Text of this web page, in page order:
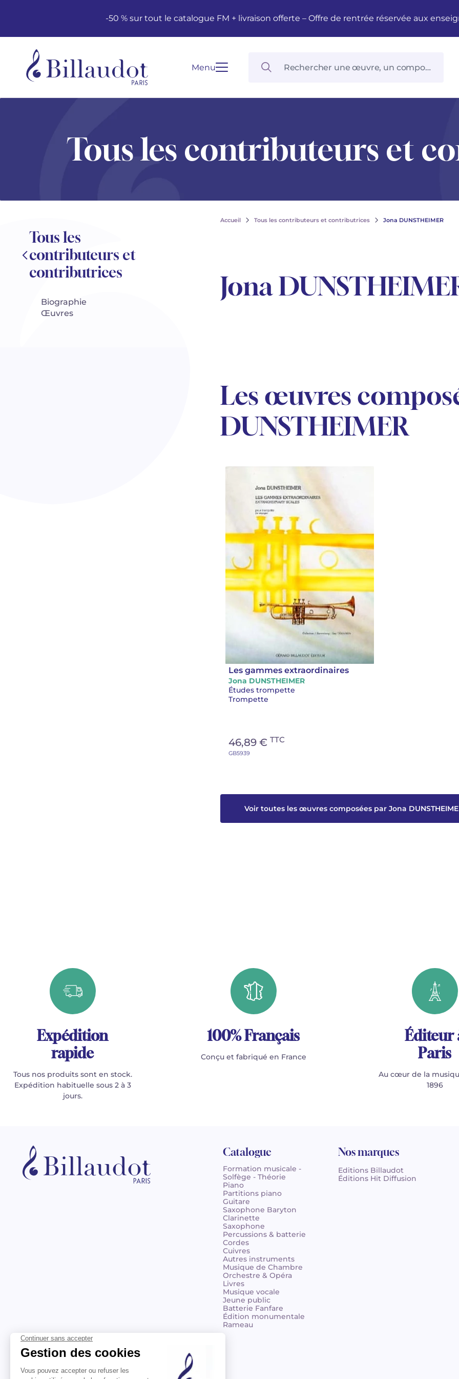
-50 % sur tout le catalogue FM + livraison offerte – Offre de rentrée réservée aux
Menu
Tous les contributeurs et
Tous les
contributeurs et
contributrices
Biographie
Œuvres
Accueil Tous les contributeurs et contributrices Jona DUNSTHEIMER
Jona
Les œuvres
DUNSTHEIMER
Les gammes extraordinaires
Jona DUNSTHEIMER
Études trompette
Trompette
46,89 € TTC
GB5939
Voir toutes les œuvres composées par Jona
Expédition
rapide
Tous nos produits sont en stock.
Expédition habituelle sous 2 à 3
jours.
100% Français
Conçu et fabriqué en France
Éditeur
Paris
Au cœur de la
1896
Catalogue
Formation musicale -
Solfège - Théorie
Piano
Partitions piano
Guitare
Saxophone Baryton
Clarinette
Saxophone
Percussions & batterie
Cordes
Cuivres
Autres instruments
Musique de Chambre
Orchestre & Opéra
Livres
Musique vocale
Jeune public
Batterie Fanfare
Édition monumentale
Rameau
Nos marques
Editions Billaudot
Éditions Hit Diffusion